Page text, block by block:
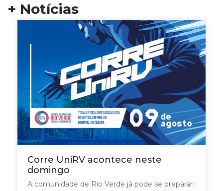
+ Notícias
Corre UniRV acontece neste
domingo
A comunidade de Rio Verde já pode se preparar: